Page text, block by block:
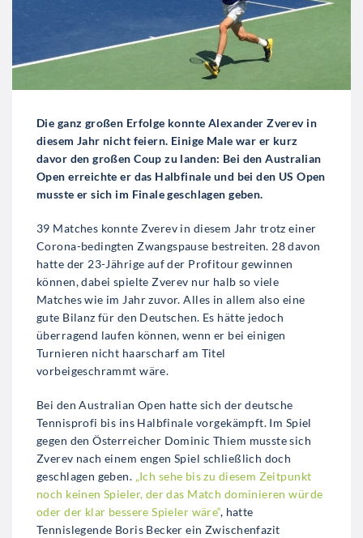
Die ganz großen Erfolge konnte Alexander Zverev in
diesem Jahr nicht feiern. Einige Male war er kurz
davor den großen Coup zu landen: Bei den Australian
Open erreichte er das Halbfinale und bei den US Open
musste er sich im Finale geschlagen geben.
39 Matches konnte Zverev in diesem Jahr trotz einer
Corona-bedingten Zwangspause bestreiten. 28 davon
hatte der 23-Jährige auf der Profitour gewinnen
können, dabei spielte Zverev nur halb so viele
Matches wie im Jahr zuvor. Alles in allem also eine
gute Bilanz für den Deutschen. Es hätte jedoch
überragend laufen können, wenn er bei einigen
Turnieren nicht haarscharf am Titel
vorbeigeschrammt wäre.
Bei den Australian Open hatte sich der deutsche
Tennisprofi bis ins Halbfinale vorgekämpft. Im Spiel
gegen den Österreicher Dominic Thiem musste sich
Zverev nach einem engen Spiel schließlich doch
geschlagen geben. „Ich sehe bis zu diesem Zeitpunkt
noch keinen Spieler, der das Match dominieren würde
oder der klar bessere Spieler wäre“, hatte
Tennislegende Boris Becker ein Zwischenfazit